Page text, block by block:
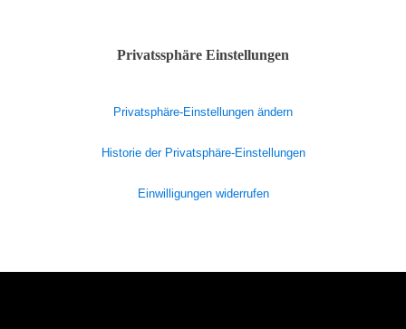
Privatssphäre Einstellungen
Privatsphäre-Einstellungen ändern
Historie der Privatsphäre-Einstellungen
Einwilligungen widerrufen